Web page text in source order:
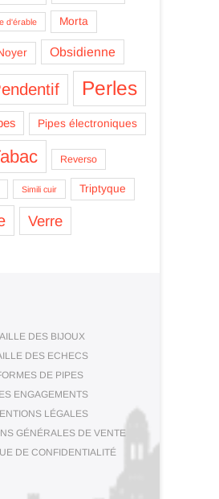
d'érable Morta
Obsidienne
Perles
Pipes électroniques
Reverso
Simili cuir Triptyque
Verre
DES BIJOUX
DES ECHECS
DE PIPES
ENGAGEMENTS
LÉGALES
GÉNÉRALES DE VENTE
DE CONFIDENTIALITÉ